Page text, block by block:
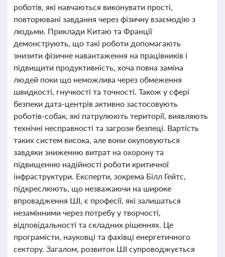
роботів, які навчаються виконувати прості,
повторювані завдання через фізичну взаємодію з
людьми. Приклади Китаю та Франції
демонструють, що такі роботи допомагають
знизити фізичне навантаження на працівників і
підвищити продуктивність, хоча повна заміна
людей поки що неможлива через обмеження
швидкості, гнучкості та точності. Також у сфері
безпеки дата-центрів активно застосовують
роботів-собак, які патрулюють території, виявляють
технічні несправності та загрози безпеці. Вартість
таких систем висока, але вони окуповуються
завдяки зниженню витрат на охорону та
підвищенню надійності роботи критичної
інфраструктури. Експерти, зокрема Білл Гейтс,
підкреслюють, що незважаючи на широке
впровадження ШІ, є професії, які залишаться
незамінними через потребу у творчості,
відповідальності та складних рішеннях. Це
програмісти, науковці та фахівці енергетичного
сектору. Загалом, розвиток ШІ супроводжується